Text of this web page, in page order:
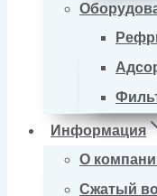
Информация
О
Сжатый